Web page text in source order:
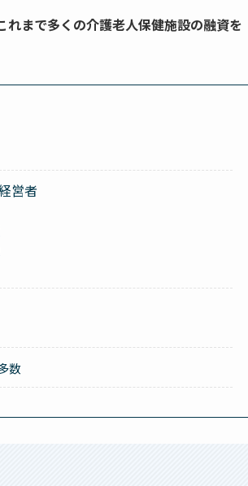
れまで多くの介護老人保健施設の融資を
営者
数